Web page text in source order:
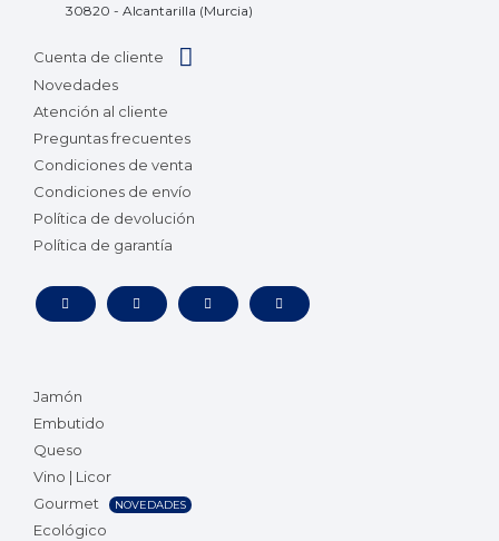
30820 - Alcantarilla (Murcia)
Cuenta de cliente
Novedades
Atención al cliente
Preguntas frecuentes
Condiciones de venta
Condiciones de envío
Política de devolución
Política de garantía
Jamón
Embutido
Queso
Vino | Licor
Gourmet
NOVEDADES
Ecológico